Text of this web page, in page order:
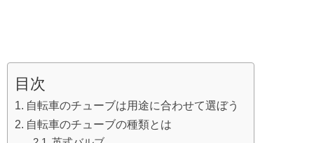
目次
自転車のチューブは用途に合わせて選ぼう
自転車のチューブの種類とは